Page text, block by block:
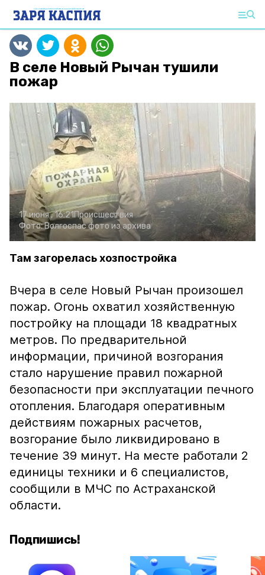
В селе Новый Рычан тушили
пожар
17 июня , 16:21Происшествия
Фото:Волгоспасфото из архива
Там загорелась хозпостройка
Вчера в селе Новый Рычан произошел
пожар. Огонь охватил хозяйственную
постройку на площади 18 квадратных
метров. По предварительной
информации, причиной возгорания
стало нарушение правил пожарной
безопасности при эксплуатации печного
отопления. Благодаря оперативным
действиям пожарных расчетов,
возгорание было ликвидировано в
течение 39 минут. На месте работали 2
единицы техники и 6 специалистов,
сообщили в МЧС по Астраханской
области.
Подпишись!